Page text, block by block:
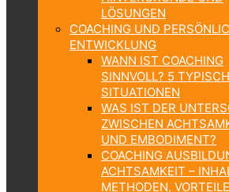
LÖSUNGEN
COACHING UND
ENTWICKLUNG
WANN IST COACHING
SINNVOLL? 5
SITUATIONEN
WAS IST DER
ZWISCHEN
UND EMBODIMENT?
COACHING
ACHTSAMKEIT –
METHODEN, VORTEILE